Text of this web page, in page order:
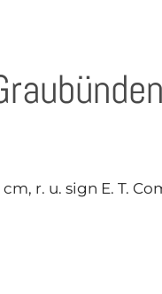
r. u. sign E. T.